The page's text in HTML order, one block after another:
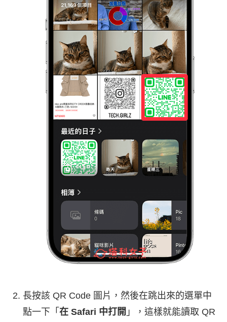
長按該 QR Code 圖片，然後在跳出來的選單中
點一下「 在 Safari 中打開 」，這樣就能讀取 QR